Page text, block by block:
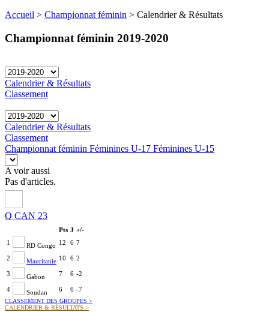
Accueil > Championnat féminin > Calendrier & Résultats
Championnat féminin 2019-2020
Calendrier & Résultats
Classement
Calendrier & Résultats
Classement
Championnat féminin Féminines U-17 Féminines U-15
A voir aussi
Pas d'articles.
Q CAN 23
Pts J +/-
1
RD Congo 12 6 7
2 Mauritanie 10 6 2
3 Gabon 7 6 -2
4 Soudan 6 6 -7
CLASSEMENT DES GROUPES >
CALENDRIER & RÉSULTATS >